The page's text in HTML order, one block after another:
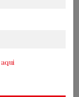
carreira
aqui